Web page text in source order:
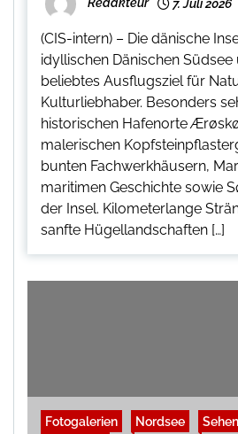
Redakteur 7. Juli 2026
(CIS-intern) – Die dänische
idyllischen Dänischen Südsee
beliebtes Ausflugsziel für
Kulturliebhaber. Besonders
historischen Hafenorte
malerischen
bunten Fachwerkhäusern,
maritimen Geschichte sowie
der Insel. Kilometerlange
sanfte Hügellandschaften […]
Fotogalerien Nordsee